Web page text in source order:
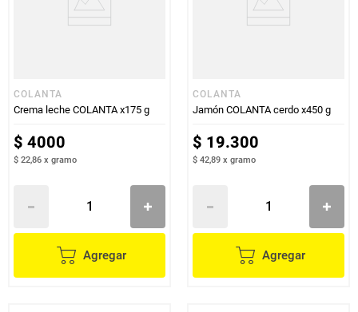
COLANTA
Crema leche COLANTA x175 g
$ 4000
$ 22,86 x gramo
Agregar
COLANTA
Jamón COLANTA cerdo x450 g
$ 19.300
$ 42,89 x gramo
Agregar